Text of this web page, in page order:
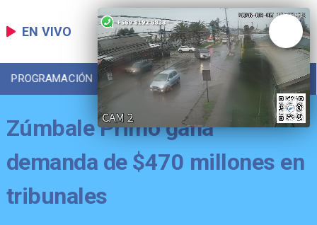
EN VIVO
PROGRAMACIÓN LOCAL DEPORTES
Zúmbale Primo gana
demanda de $470 millones en
tribunales